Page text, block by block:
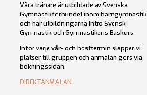
Våra tränare är utbildade av Svenska
Gymnastikförbundet inom barngymnastik
och har utbildningarna Intro Svensk
Gymnastik och Gymnastikens Baskurs
Inför varje vår- och hösttermin släpper vi
platser till gruppen och anmälan görs via
bokningssidan.
DIREKTANMÄLAN